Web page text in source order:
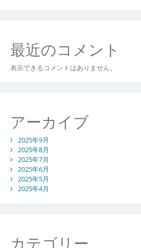
最近のコメント
表示できるコメントはありません。
アーカイブ
2025年9月
2025年8月
2025年7月
2025年6月
2025年5月
2025年4月
カテゴリー